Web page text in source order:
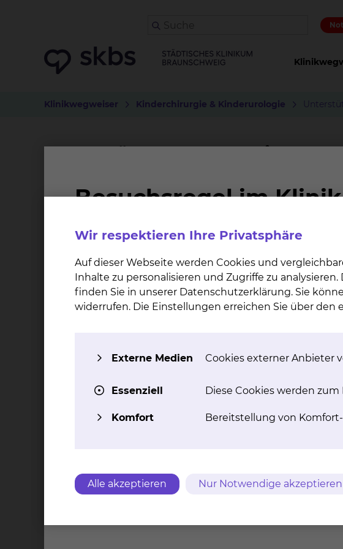
Klinikwegweiser Kinderchirurgie & Kinderurologie
Unterstützung von Patienten
Dementiell veränderte Menschen benötigen einen
das absolut notwendige Maß zu reduzieren, indem der
Geplante Aufnahme
Infoflyer "Menschen mit Demenz im Krankenhaus"
Wir respektieren Ihre Privatsphäre
Auf dieser Webseite werden Cookies und
Inhalte zu personalisieren und Zugriffe zu
finden Sie in unserer Datenschutzerklärung. Sie
widerrufen. Die Einstellungen erreichen Sie über
Externe Medien Cookies externer Anbieter
Essenziell Diese Cookies werden
Komfort Bereitstellung von
Alle akzeptieren Nur Notwendige akzeptieren